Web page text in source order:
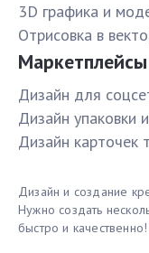
3D графика и
Отрисовка в
Дизайн для
Дизайн упаковки
Дизайн карточек
Дизайн и создание
Нужно создать
быстро и качественно!